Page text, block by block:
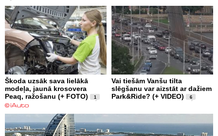
Škoda uzsāk sava lielākā
modeļa, jaunā krosovera
Peaq, ražošanu (+ FOTO)
1
Vai tiešām Vanšu tilta
slēgšanu var aizstāt ar dažiem
Park&Ride? (+ VIDEO)
6